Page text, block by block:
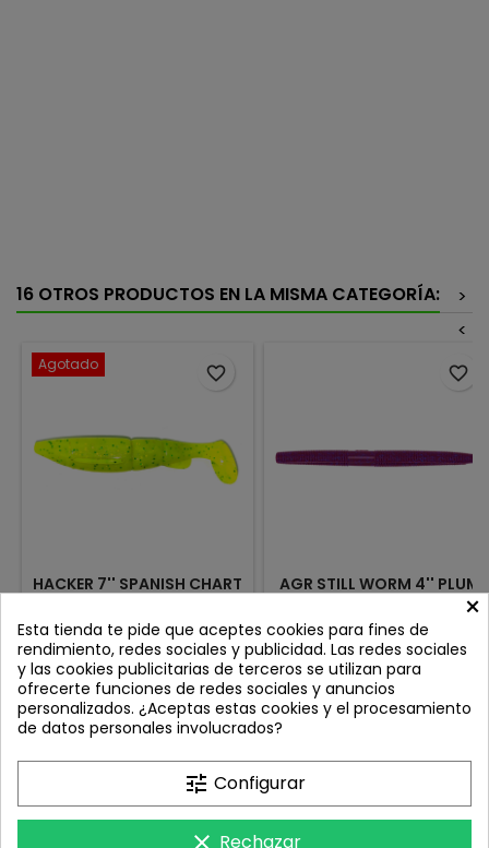
16 OTROS PRODUCTOS EN LA MISMA CATEGORÍA:
>
<
Agotado
HACKER 7'' SPANISH CHART
Review(s):0
El famoso HACKER ya está
AQUÍ!!!!! 15cm 3 unidades por
pack
Precio
15,40 €
 Añadir al carrito
favorite_border
AGR STILL WORM 4'' PLUM
Review(s):
🪱 Still Worm 4'' de AGR – Dos
tipos de caída, una sola
lombriz 🎯 De la familia de
los stick baits, nace esta
de lo que funciona. La Still
Worm 4'' de AGR está
pensada para los
Precio
6,49 €
favorite_border
×
Esta tienda te pide que aceptes cookies para fines de
rendimiento, redes sociales y publicidad. Las redes sociales
y las cookies publicitarias de terceros se utilizan para
ofrecerte funciones de redes sociales y anuncios
personalizados. ¿Aceptas estas cookies y el procesamiento
de datos personales involucrados?
tune Configurar
clear Rechazar